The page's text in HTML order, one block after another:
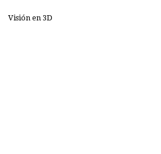
Visión en 3D